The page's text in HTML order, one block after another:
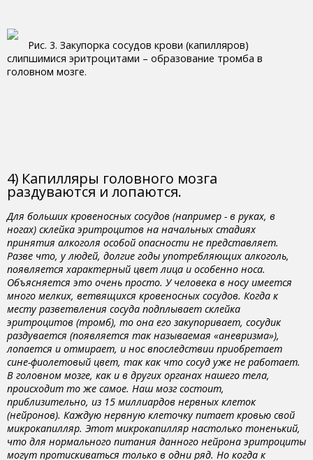
Рис. 3. Закупорка сосудов крови (капилляров)
слипшимися эритроцитами – образование тромба в
головном мозге.
4) Капилляры головного мозга
раздуваются и лопаются.
Для больших кровеносных сосудов (например - в руках, в
ногах) склейка эритроцитов на начальных стадиях
принятия алкоголя особой опасности не представляет.
Разве что, у людей, долгие годы употребляющих алкоголь,
появляется характерный цвет лица и особенно носа.
Объясняется это очень просто. У человека в носу имеется
много мелких, ветвящихся кровеносных сосудов. Когда к
месту разветвления сосуда подплывает склейка
эритроцитов (тромб), то она его закупоривает, сосудик
раздувается (появляется так называемая «аневризма»),
лопается и отмирает, и нос впоследствии приобретает
сине-фиолетовый цвет, так как что сосуд уже не работает.
В головном мозге, как и в других органах нашего тела,
происходит то же самое. Наш мозг состоит,
приблизительно, из 15 миллиардов нервных клеток
(нейронов). Каждую нервную клеточку питает кровью свой
микрокапилляр. Этот микрокапилляр настолько тоненький,
что для нормального питания данного нейрона эритроциты
могут протискиваться только в одни ряд. Но когда к